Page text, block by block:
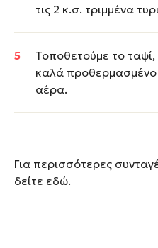
τις 2 κ.σ. τριμμένα
Τοποθετούμε το
καλά
αέρα.
Για περισσότερες
δείτε εδώ.